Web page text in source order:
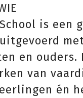
is een
en
van
én